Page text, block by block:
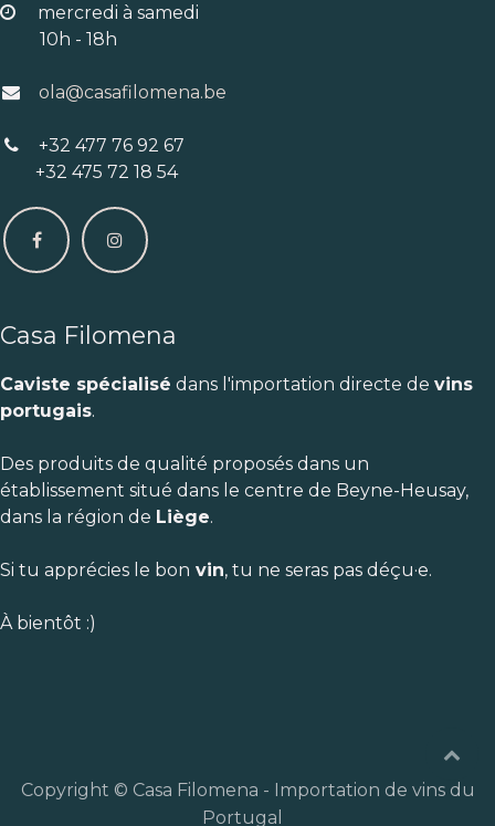
mercredi à samedi
10h - 18h
ola@casafilomena.be
+32 477 76 92 67
+32 475 72 18 54
Casa Filomena
Caviste spécialisé dans l'importation directe de vins
portugais.
Des produits de qualité proposés dans un
établissement situé dans le centre de Beyne-Heusay,
dans la région de Liège.
Si tu apprécies le bon vin, tu ne seras pas déçu·e.
À bientôt :)
Copyright © Casa Filomena - Importation de vins du
Portugal